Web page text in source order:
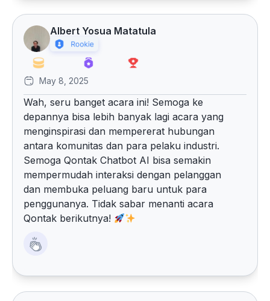
Albert Yosua Matatula
May 8, 2025
Wah, seru banget acara ini! Semoga ke
depannya bisa lebih banyak lagi acara yang
menginspirasi dan mempererat hubungan
antara komunitas dan para pelaku industri.
Semoga Qontak Chatbot AI bisa semakin
mempermudah interaksi dengan pelanggan
dan membuka peluang baru untuk para
penggunanya. Tidak sabar menanti acara
Qontak berikutnya!